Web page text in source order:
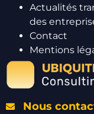
Actualités
des
Contact
Mentions
Nous